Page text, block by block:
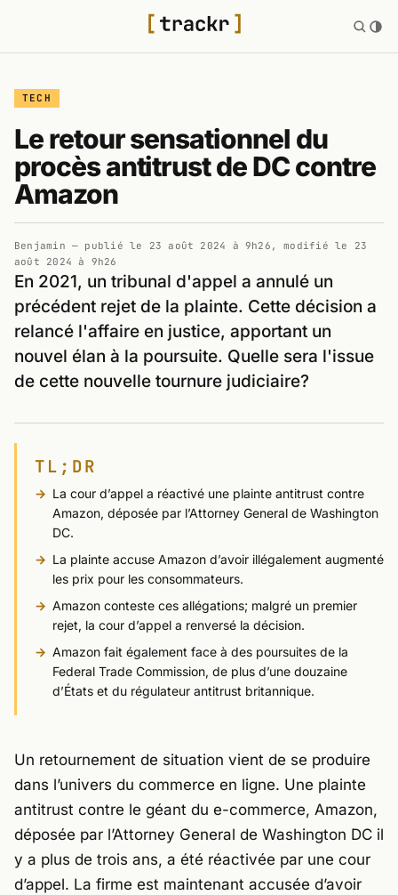
TECH
Le retour sensationnel du
procès antitrust de DC contre
Amazon
Benjamin — publié le 23 août 2024 à 9h26 , modifié le 23
août 2024 à 9h26
En 2021, un tribunal d'appel a annulé un
précédent rejet de la plainte. Cette décision a
relancé l'affaire en justice, apportant un
nouvel élan à la poursuite. Quelle sera l'issue
de cette nouvelle tournure judiciaire?
TL;DR
La cour d’appel a réactivé une plainte antitrust contre
Amazon, déposée par l’Attorney General de Washington
DC.
La plainte accuse Amazon d’avoir illégalement augmenté
les prix pour les consommateurs.
Amazon conteste ces allégations; malgré un premier
rejet, la cour d’appel a renversé la décision.
Amazon fait également face à des poursuites de la
Federal Trade Commission, de plus d’une douzaine
d’États et du régulateur antitrust britannique.
Un retournement de situation vient de se produire
dans l’univers du commerce en ligne. Une plainte
antitrust contre le géant du e-commerce, Amazon,
déposée par l’Attorney General de Washington DC il
y a plus de trois ans, a été réactivée par une cour
d’appel. La firme est maintenant accusée d’avoir